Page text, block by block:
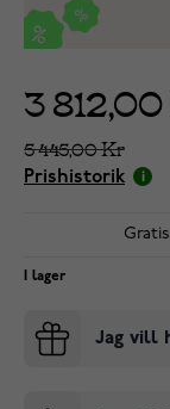
3
5 445,00 Kr
Prishistorik
I lager
Jag vill